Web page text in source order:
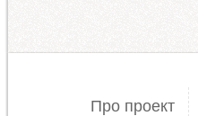
Про проект